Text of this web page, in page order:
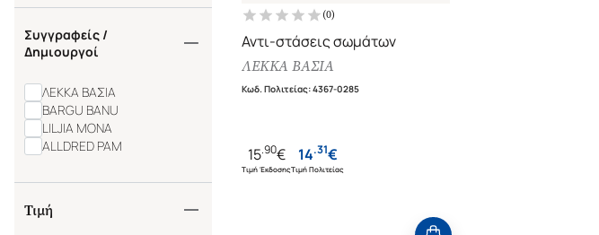
Συγγραφείς /
Δημιουργοί
ΛΕΚΚΑ ΒΑΣΙΑ
BARGU BANU
LILJIA MONA
ALLDRED PAM
Τιμή
(0)
Αντι-στάσεις σωμάτων
ΛΕΚΚΑ ΒΑΣΙΑ
Κωδ. Πολιτείας:4367-0285
15.90€
Τιμή Έκδοσης
14.31€
Τιμή Πολιτείας